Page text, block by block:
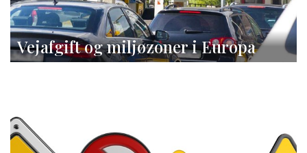
Vejafgift og miljøzoner i Europa